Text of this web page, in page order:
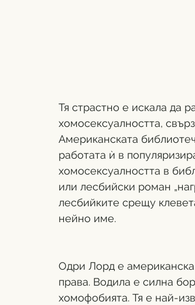
Тя страстно е искала да
хомосексуалността,
Американската
работата ѝ в
хомосексуалността в
или лесбийски роман
лесбийките срещу
нейно име.
Одри Лорд е американска
права. Водила е силна
хомофобията. Тя е най-